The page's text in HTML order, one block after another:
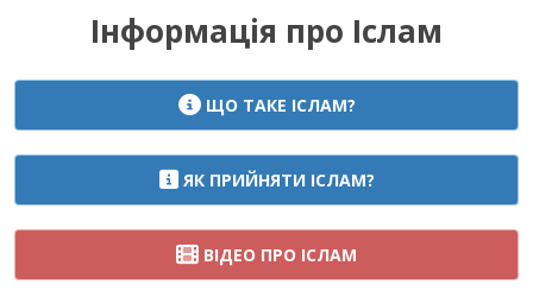
Інформація про Іслам
ЩО ТАКЕ ІСЛАМ?
ЯК ПРИЙНЯТИ ІСЛАМ?
ВІДЕО ПРО ІСЛАМ